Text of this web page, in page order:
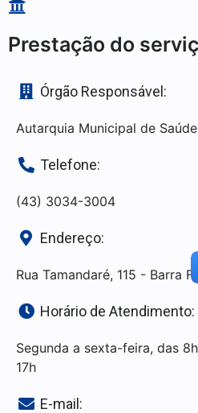
Prestação do
Órgão Responsável:
Autarquia Municipal de Saúde
Telefone:
(43) 3034-3004
Endereço:
Rua Tamandaré, 115 - Barra
Horário de Atendimento:
Segunda a sexta-feira, das
17h
E-mail: